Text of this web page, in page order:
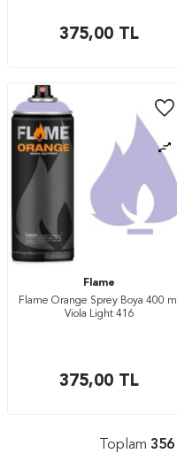
375,00 TL
Flame
Flame Orange Sprey Boya 400 ml
Viola Light 416
375,00 TL
Toplam 356